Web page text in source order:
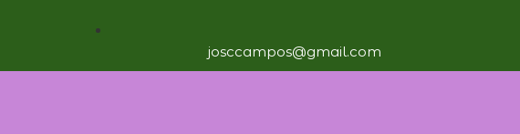
josccampos@gmail.com